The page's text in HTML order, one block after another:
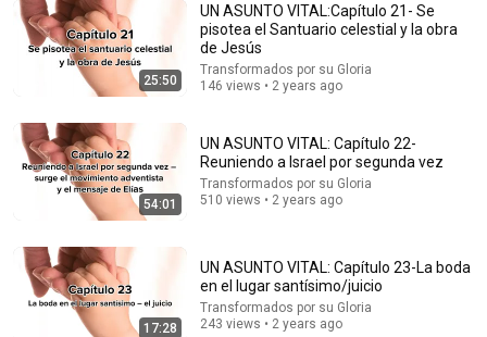
Catholic Truths
New 1.8K views
25:50
UN ASUNTO VITAL:Capítulo 21- Se
pisotea el Santuario celestial y la obra
de Jesús
Transformados por su Gloria
146 views • 2 years ago
54:01
UN ASUNTO VITAL: Capítulo 22-
Reuniendo a Israel por segunda vez
Transformados por su Gloria
510 views • 2 years ago
17:28
UN ASUNTO VITAL: Capítulo 23-La boda
en el lugar santísimo/juicio
Transformados por su Gloria
243 views • 2 years ago